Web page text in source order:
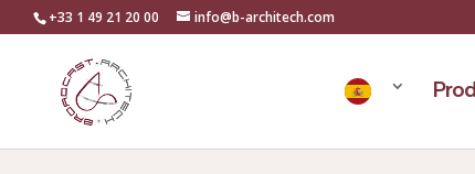
+33 1 49 21 20 00 info@b-architech.com